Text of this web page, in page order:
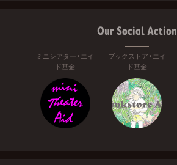
Our Social Action
ミニシアター・エイ
ド基金
ブックストア・エイ
ド基金